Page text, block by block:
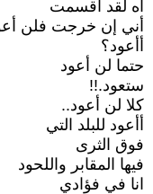
اه لقد أقسمت
أني إن خرجت فلن
أأعود؟
حتما لن أعود
ستعود.!!
كلا لن أعود..
أأعود للبلد التي
فوق الثرى
فيها المقابر واللحود
انا في فؤادي